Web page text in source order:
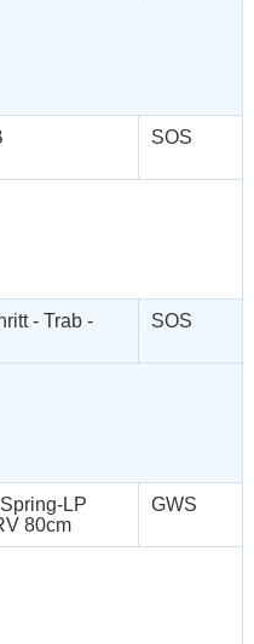
SOS
- Trab -
SOS
LP
80cm
GWS